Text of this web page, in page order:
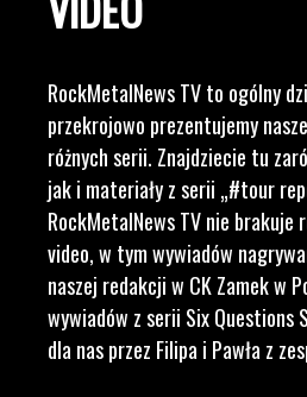
RockMetalNews TV to ogólny
przekrojowo prezentujemy
różnych serii. Znajdziecie tu
jak i materiały z serii „#tour
RockMetalNews TV nie brakuje
video, w tym wywiadów
naszej redakcji w CK Zamek w
wywiadów z serii Six Questions
dla nas przez Filipa i Pawła z